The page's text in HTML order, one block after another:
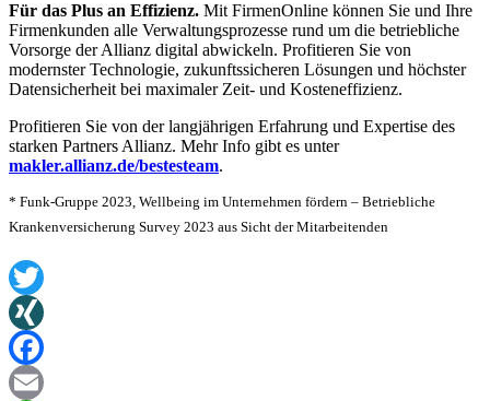
Für das Plus an Effizienz. Mit FirmenOnline können Sie und Ihre
Firmenkunden alle Verwaltungsprozesse rund um die betriebliche
Vorsorge der Allianz digital abwickeln. Profitieren Sie von
modernster Technologie, zukunftssicheren Lösungen und höchster
Datensicherheit bei maximaler Zeit- und Kosteneffizienz.
Profitieren Sie von der langjährigen Erfahrung und Expertise des
starken Partners Allianz. Mehr Info gibt es unter
makler.allianz.de/bestesteam.
* Funk-Gruppe 2023, Wellbeing im Unternehmen fördern – Betriebliche
Krankenversicherung Survey 2023 aus Sicht der Mitarbeitenden
Twitter
XING
Facebook